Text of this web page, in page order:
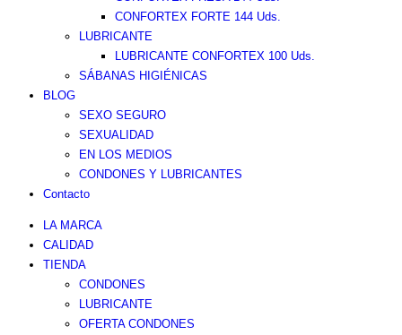
CONFORTEX FORTE 144 Uds.
LUBRICANTE
LUBRICANTE CONFORTEX 100 Uds.
SÁBANAS HIGIÉNICAS
BLOG
SEXO SEGURO
SEXUALIDAD
EN LOS MEDIOS
CONDONES Y LUBRICANTES
Contacto
LA MARCA
CALIDAD
TIENDA
CONDONES
LUBRICANTE
OFERTA CONDONES